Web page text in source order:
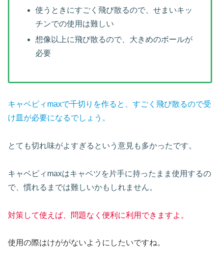
使うときにすごく飛び散るので、せまいキッ
チンでの使用は難しい
想像以上に飛び散るので、大きめのボールが
必要
キャベピィmaxで千切りを作ると、すごく飛び散るので受
け皿が必要になるでしょう。
とても切れ味がよすぎるという意見も多かったです。
キャベピィmaxはキャベツを片手に持ったまま使用するの
で、慣れるまでは難しいかもしれません。
対策して使えば、問題なく便利に利用できますよ。
使用の際はけががないようにしたいですね。